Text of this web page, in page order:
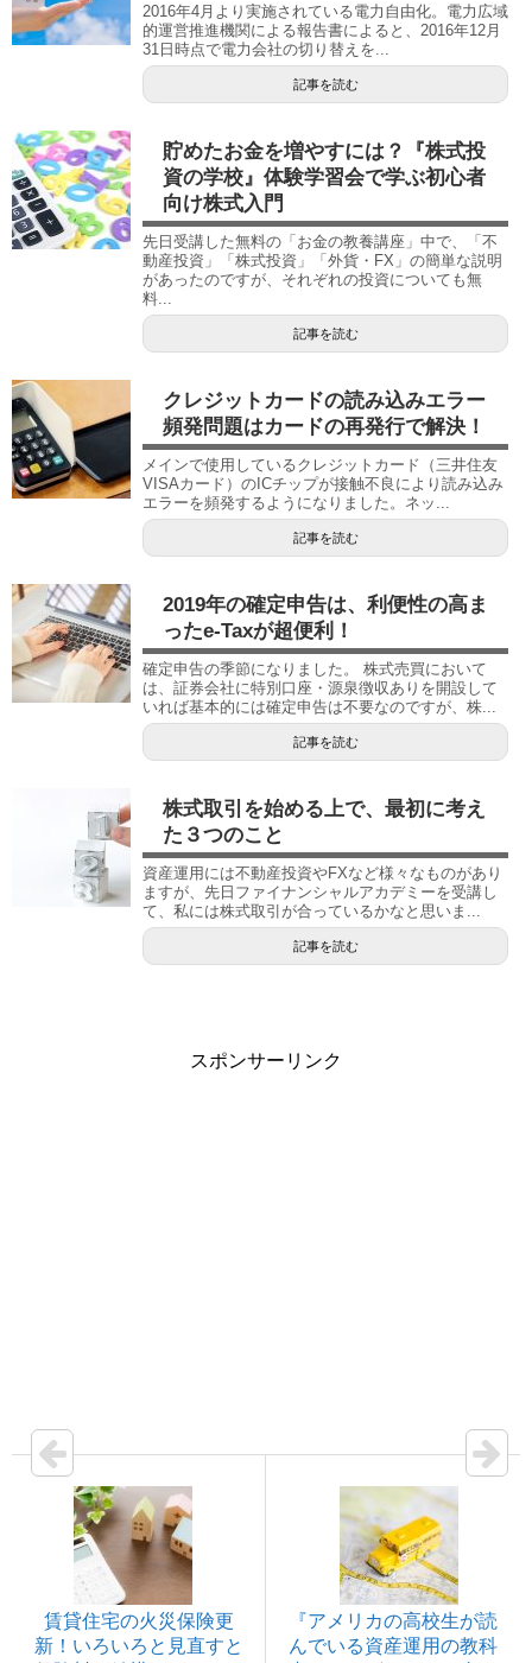
2016年4月より実施されている電力自由化。電力広域
的運営推進機関による報告書によると、2016年12月
31日時点で電力会社の切り替えを...
記事を読む
貯めたお金を増やすには？『株式投
資の学校』体験学習会で学ぶ初心者
向け株式入門
先日受講した無料の「お金の教養講座」中で、「不
動産投資」「株式投資」「外貨・FX」の簡単な説明
があったのですが、それぞれの投資についても無
料...
記事を読む
クレジットカードの読み込みエラー
頻発問題はカードの再発行で解決！
メインで使用しているクレジットカード（三井住友
VISAカード）のICチップが接触不良により読み込み
エラーを頻発するようになりました。ネッ...
記事を読む
2019年の確定申告は、利便性の高ま
ったe-Taxが超便利！
確定申告の季節になりました。 株式売買において
は、証券会社に特別口座・源泉徴収ありを開設して
いれば基本的には確定申告は不要なのですが、株...
記事を読む
株式取引を始める上で、最初に考え
た３つのこと
資産運用には不動産投資やFXなど様々なものがあり
ますが、先日ファイナンシャルアカデミーを受講し
て、私には株式取引が合っているかなと思いま...
記事を読む
スポンサーリンク
賃貸住宅の火災保険更
新！いろいろと見直すと
『アメリカの高校生が読
んでいる資産運用の教科